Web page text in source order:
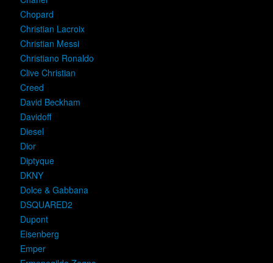
Chopard
Christian Lacroix
Christian Messi
Christiano Ronaldo
Clive Christian
Creed
David Beckham
Davidoff
Diesel
Dior
Diptyque
DKNY
Dolce & Gabbana
DSQUARED2
Dupont
Eisenberg
Emper